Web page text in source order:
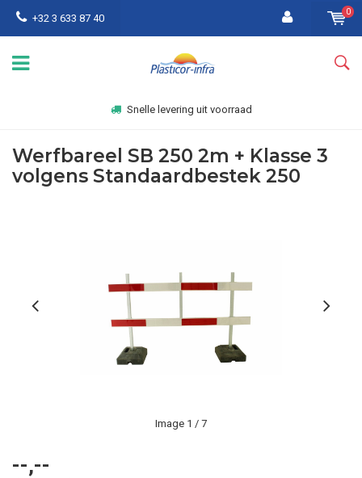
+32 3 633 87 40
0
Snelle levering uit voorraad
Werfbareel SB 250 2m + Klasse 3
volgens Standaardbestek 250
Image 1 / 7
--,--